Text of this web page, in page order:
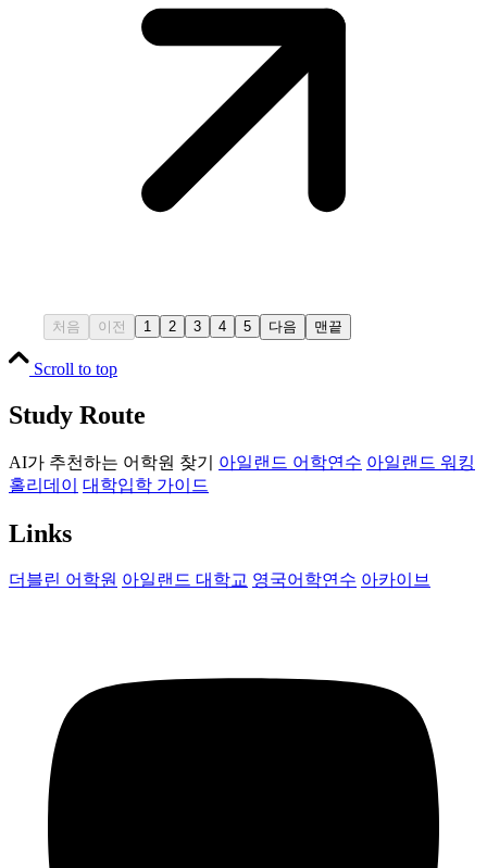
처음 이전 1 2 3 4 5 다음 맨끝
Scroll to top
Study Route
AI가 추천하는 어학원 찾기 아일랜드 어학연수 아일랜드 워킹
홀리데이
대학입학 가이드
Links
더블린 어학원 아일랜드 대학교 영국어학연수 아카이브